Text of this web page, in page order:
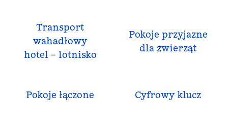
Transport
wahadłowy
hotel – lotnisko
Pokoje przyjazne
dla zwierząt
Pokoje łączone Cyfrowy klucz